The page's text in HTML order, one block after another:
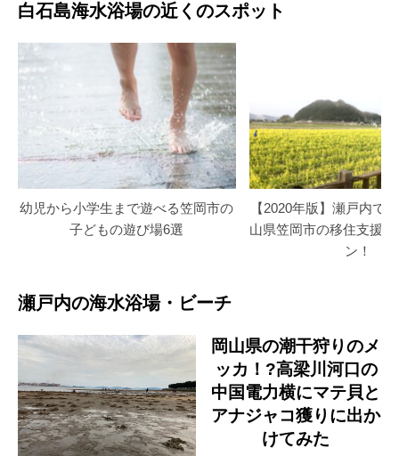
白石島海水浴場の近くのスポット
幼児から小学生まで遊べる笠岡市の
子どもの遊び場6選
【2020年版】瀬戸内で
山県笠岡市の移住支援
ン！
瀬戸内の海水浴場・ビーチ
岡山県の潮干狩りのメ
ッカ！?高梁川河口の
中国電力横にマテ貝と
アナジャコ獲りに出か
けてみた